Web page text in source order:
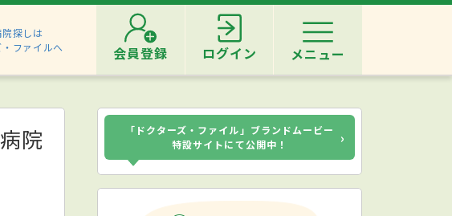
探しは
ファイルへ
会員登録 ログイン メニュー
院
「ドクターズ・ファイル」ブランドムービー
特設サイトにて公開中！
›